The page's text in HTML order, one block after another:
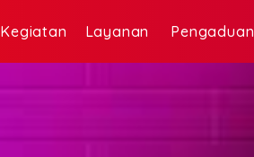
Kegiatan Layanan Pengaduan